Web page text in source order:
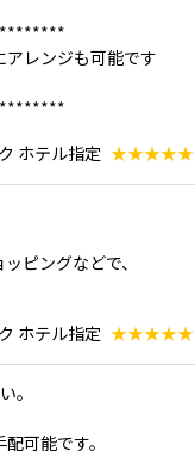
レンジも可能です
ホテル指定 ★★★★★
ピングなどで、
ホテル指定 ★★★★★
。
可能です。